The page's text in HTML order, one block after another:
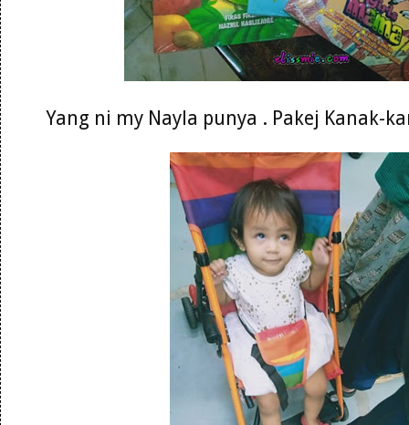
Yang ni my Nayla punya . Pakej Kanak-